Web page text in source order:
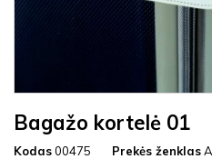
Bagažo kortelė 01
Kodas00475 Prekės ženklas